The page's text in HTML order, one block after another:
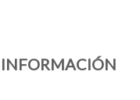
INFORMACIÓN